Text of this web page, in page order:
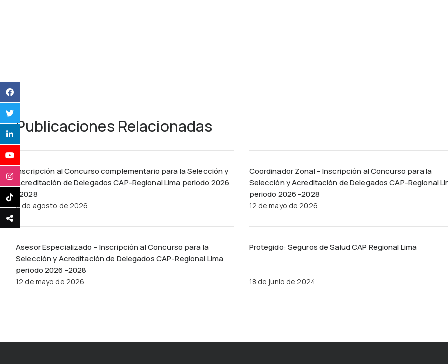
Publicaciones Relacionadas
Inscripción al Concurso complementario para la Selección y
Acreditación de Delegados CAP-Regional Lima periodo 2026
-2028
6 de agosto de 2026
Coordinador Zonal – Inscripción al Concurso para la
Selección y Acreditación de Delegados CAP-Regional
periodo 2026 -2028
12 de mayo de 2026
Asesor Especializado – Inscripción al Concurso para la
Selección y Acreditación de Delegados CAP-Regional Lima
periodo 2026 -2028
12 de mayo de 2026
Protegido: Seguros de Salud CAP Regional Lima
18 de junio de 2024